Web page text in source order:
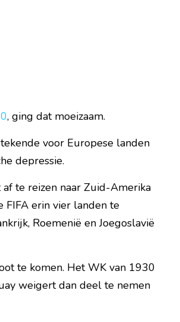
, ging dat moeizaam.
voor Europese landen
depressie.
te reizen naar Zuid-Amerika
FIFA erin vier landen te
Roemenië en Joegoslavië
te komen. Het WK van 1930
weigert dan deel te nemen